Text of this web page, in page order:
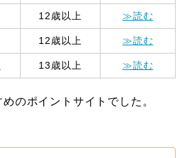
12歳以上 ≫読む
12歳以上 ≫読む
13歳以上 ≫読む
のポイントサイトでした。